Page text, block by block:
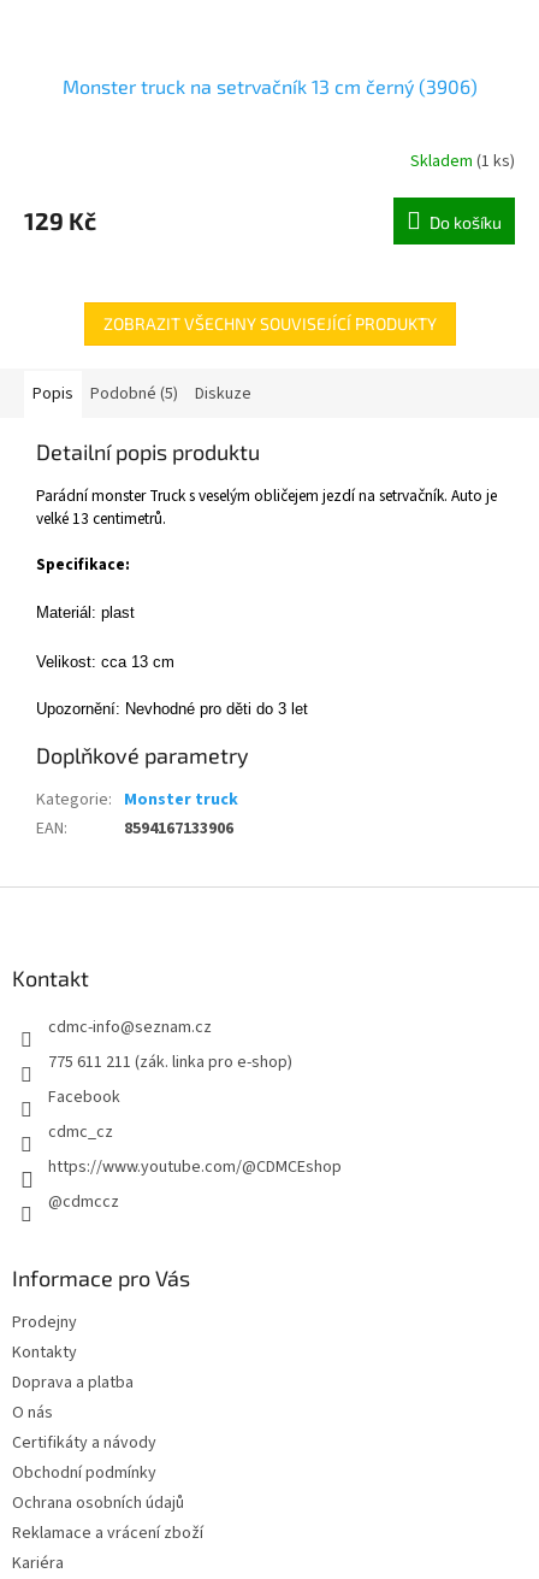
Monster truck na setrvačník 13 cm černý (3906)
Skladem (1 ks)
129 Kč Do košíku
ZOBRAZIT VŠECHNY SOUVISEJÍCÍ PRODUKTY
Popis Podobné (5) Diskuze
Detailní popis produktu
Parádní monster Truck s veselým obličejem jezdí na setrvačník. Auto je
velké 13 centimetrů.
Specifikace:
Materiál: plast
Velikost: cca 13 cm
Upozornění: Nevhodné pro děti do 3 let
Doplňkové parametry
Kategorie: Monster truck
EAN: 8594167133906
Kontakt
cdmc-info@seznam.cz
775 611 211 (zák. linka pro e-shop)
Facebook
cdmc_cz
https://www.youtube.com/@CDMCEshop
@cdmccz
Informace pro Vás
Prodejny
Kontakty
Doprava a platba
O nás
Certifikáty a návody
Obchodní podmínky
Ochrana osobních údajů
Reklamace a vrácení zboží
Kariéra